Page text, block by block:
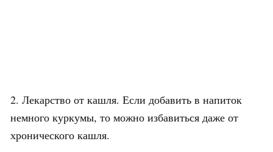
2. Лекарство от кашля. Если добавить в напиток
немного куркумы, то можно избавиться даже от
хронического кашля.